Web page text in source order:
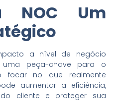
NOC Um
a nível de negócio
peça-chave para o
focar no que realmente
aumentar a eficiência,
cliente e proteger sua